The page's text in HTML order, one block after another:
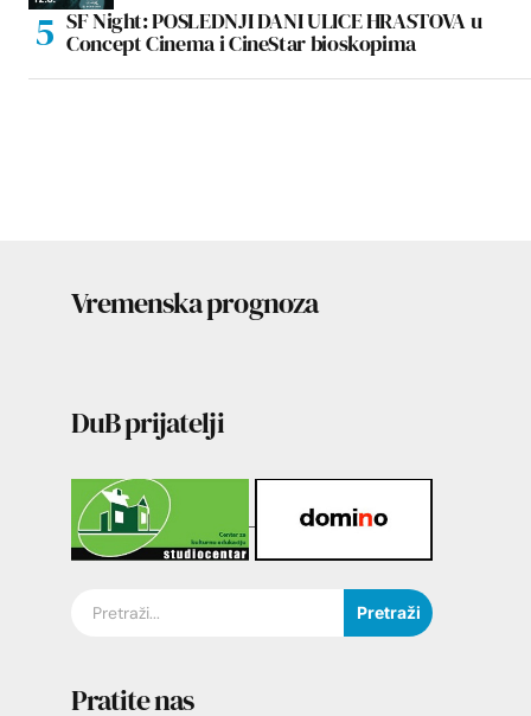
SF Night: POSLEDNJI DANI ULICE HRASTOVA u
Concept Cinema i CineStar bioskopima
Vremenska prognoza
DuB prijatelji
Pretraži
Pratite nas